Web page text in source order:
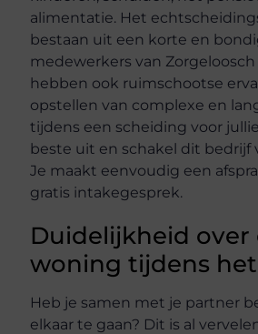
alimentatie. Het
bestaan uit een korte en
medewerkers van
hebben ook ruimschootse
opstellen van complexe en
tijdens een scheiding voor
beste uit en schakel dit bedrijf
Je maakt eenvoudig een
gratis intakegesprek.
Duidelijkheid over
woning tijdens
Heb je samen met je partner
elkaar te gaan? Dit is al